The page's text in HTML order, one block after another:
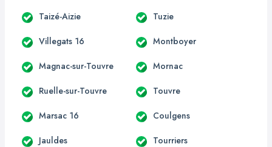
Taizé-Aizie Tuzie
Villegats 16 Montboyer
Magnac-sur-Touvre Mornac
Ruelle-sur-Touvre Touvre
Marsac 16 Coulgens
Jauldes Tourriers